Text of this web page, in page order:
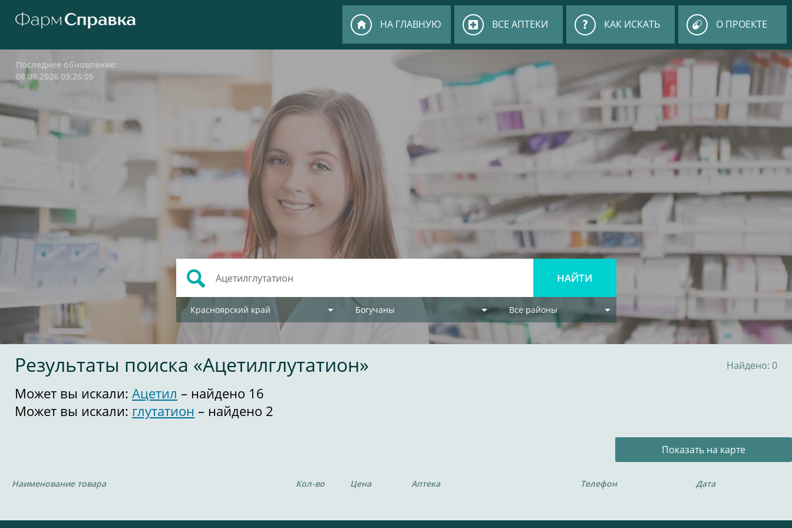
НА ГЛАВНУЮ ВСЕ АПТЕКИ КАК ИСКАТЬ О ПРОЕКТЕ
Последнее обновление:
08.08.2026 03:26:05
Красноярский край Богучаны Все районы
Результаты поиска «Ацетилглутатион» Найдено: 0
Может вы искали: Ацетил – найдено 16
Может вы искали: глутатион – найдено 2
Показать на карте
Наименование товара Кол-во Цена Аптека Телефон Дата